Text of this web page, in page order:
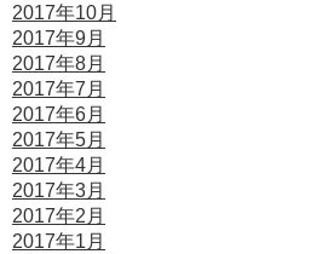
2017年10月
2017年9月
2017年8月
2017年7月
2017年6月
2017年5月
2017年4月
2017年3月
2017年2月
2017年1月